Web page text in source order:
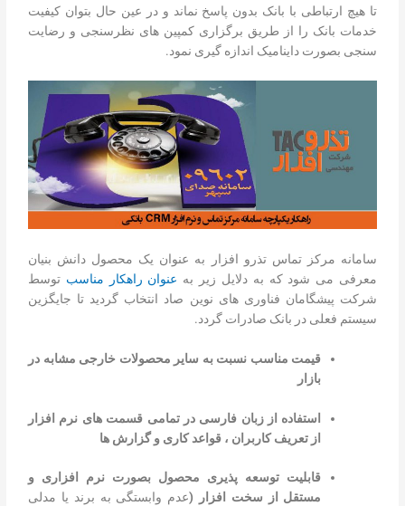
تا هیچ ارتباطی با بانک بدون پاسخ نماند و در عین حال بتوان کیفیت
خدمات بانک را از طریق برگزاری کمپین های نظرسنجی و رضایت
سنجی بصورت داینامیک اندازه گیری نمود.
سامانه مرکز تماس تذرو افزار به عنوان یک محصول دانش بنیان
معرفی می شود که به دلایل زیر به عنوان راهکار مناسب توسط
شرکت پیشگامان فناوری های نوین صاد انتخاب گردید تا جایگزین
سیستم فعلی در بانک صادرات گردد.
قیمت مناسب نسبت به سایر محصولات خارجی مشابه در
بازار
استفاده از زبان فارسی در تمامی قسمت های نرم افزار
از تعریف کاربران ، قواعد کاری و گزارش ها
قابليت توسعه پذیری محصول بصورت نرم افزاری و
مستقل از سخت افزار (عدم وابستگی به برند یا مدلی